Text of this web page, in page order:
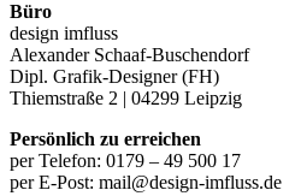
Büro
design imfluss
Alexander Schaaf-Buschendorf
Dipl. Grafik-Designer (FH)
Thiemstraße 2 | 04299 Leipzig
Persönlich zu erreichen
per Telefon: 0179 – 49 500 17
per E-Post: mail@design-imfluss.de